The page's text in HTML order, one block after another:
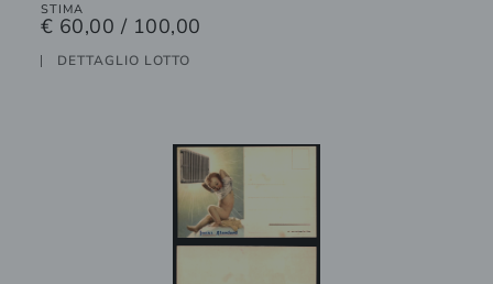
STIMA
€ 60,00 / 100,00
DETTAGLIO LOTTO